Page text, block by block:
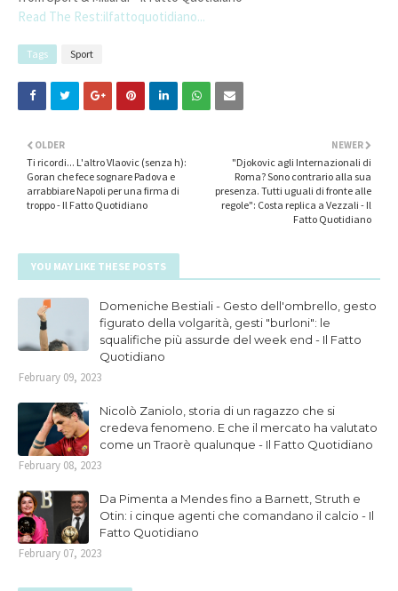
Read The Rest:ilfattoquotidiano...
Tags Sport
NEWER
"Djokovic agli Internazionali di
Roma? Sono contrario alla sua
presenza. Tutti uguali di fronte alle
regole": Costa replica a Vezzali - Il
Fatto Quotidiano
OLDER
Ti ricordi... L'altro Vlaovic (senza h):
Goran che fece sognare Padova e
arrabbiare Napoli per una firma di
troppo - Il Fatto Quotidiano
YOU MAY LIKE THESE POSTS
Domeniche Bestiali - Gesto dell'ombrello, gesto
figurato della volgarità, gesti "burloni": le
squalifiche più assurde del week end - Il Fatto
Quotidiano
February 09, 2023
Nicolò Zaniolo, storia di un ragazzo che si
credeva fenomeno. E che il mercato ha valutato
come un Traorè qualunque - Il Fatto Quotidiano
February 08, 2023
Da Pimenta a Mendes fino a Barnett, Struth e
Otin: i cinque agenti che comandano il calcio - Il
Fatto Quotidiano
February 07, 2023